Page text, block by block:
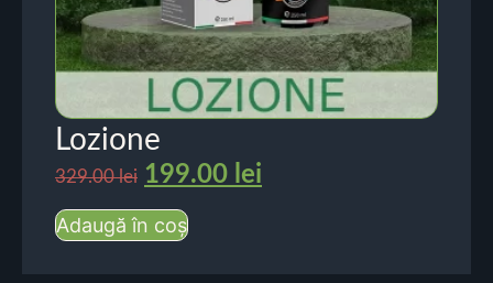
Lozione
329.00lei 199.00 lei
Adaugă în coș